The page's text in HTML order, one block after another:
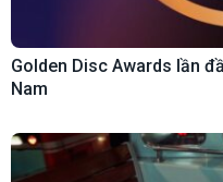
Golden Disc Awards lần
Nam